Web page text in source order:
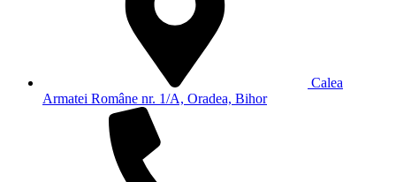
Calea
Armatei Române nr. 1/A, Oradea, Bihor